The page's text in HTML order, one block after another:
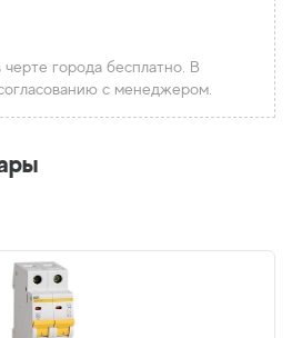
города бесплатно. В
с менеджером.